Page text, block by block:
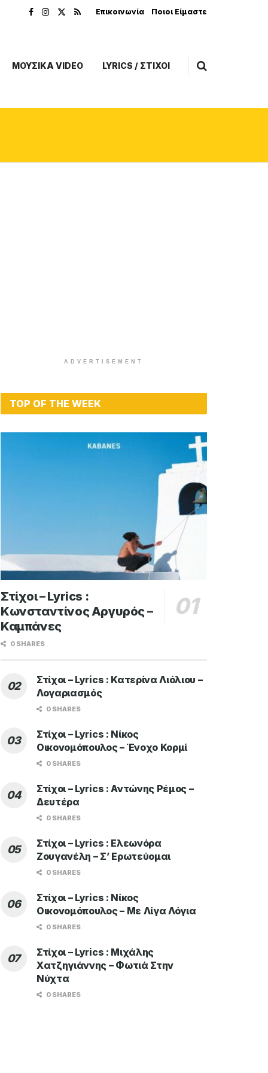
Επικοινωνία Ποιοι Είμαστε
ΜΟΥΣΙΚΑ VIDEO LYRICS / ΣΤΙΧΟΙ
ADVERTISEMENT
TOP OF THE WEEK
Στίχοι – Lyrics :
Κωνσταντίνος Αργυρός –
Καμπάνες
0 SHARES
Στίχοι – Lyrics : Κατερίνα Λιόλιου –
Λογαριασμός
0 SHARES
Στίχοι – Lyrics : Νίκος
Οικονομόπουλος – Ένοχο Κορμί
0 SHARES
Στίχοι – Lyrics : Αντώνης Ρέμος –
Δευτέρα
0 SHARES
Στίχοι – Lyrics : Ελεωνόρα
Ζουγανέλη – Σ’ Ερωτεύομαι
0 SHARES
Στίχοι – Lyrics : Νίκος
Οικονομόπουλος – Με Λίγα Λόγια
0 SHARES
Στίχοι – Lyrics : Μιχάλης
Χατζηγιάννης – Φωτιά Στην
Νύχτα
0 SHARES